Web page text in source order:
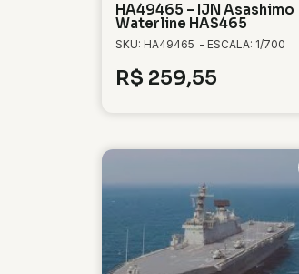
HA49465 – IJN Asashimo
Waterline HAS465
SKU: HA49465 - ESCALA: 1/700
R$ 259,55